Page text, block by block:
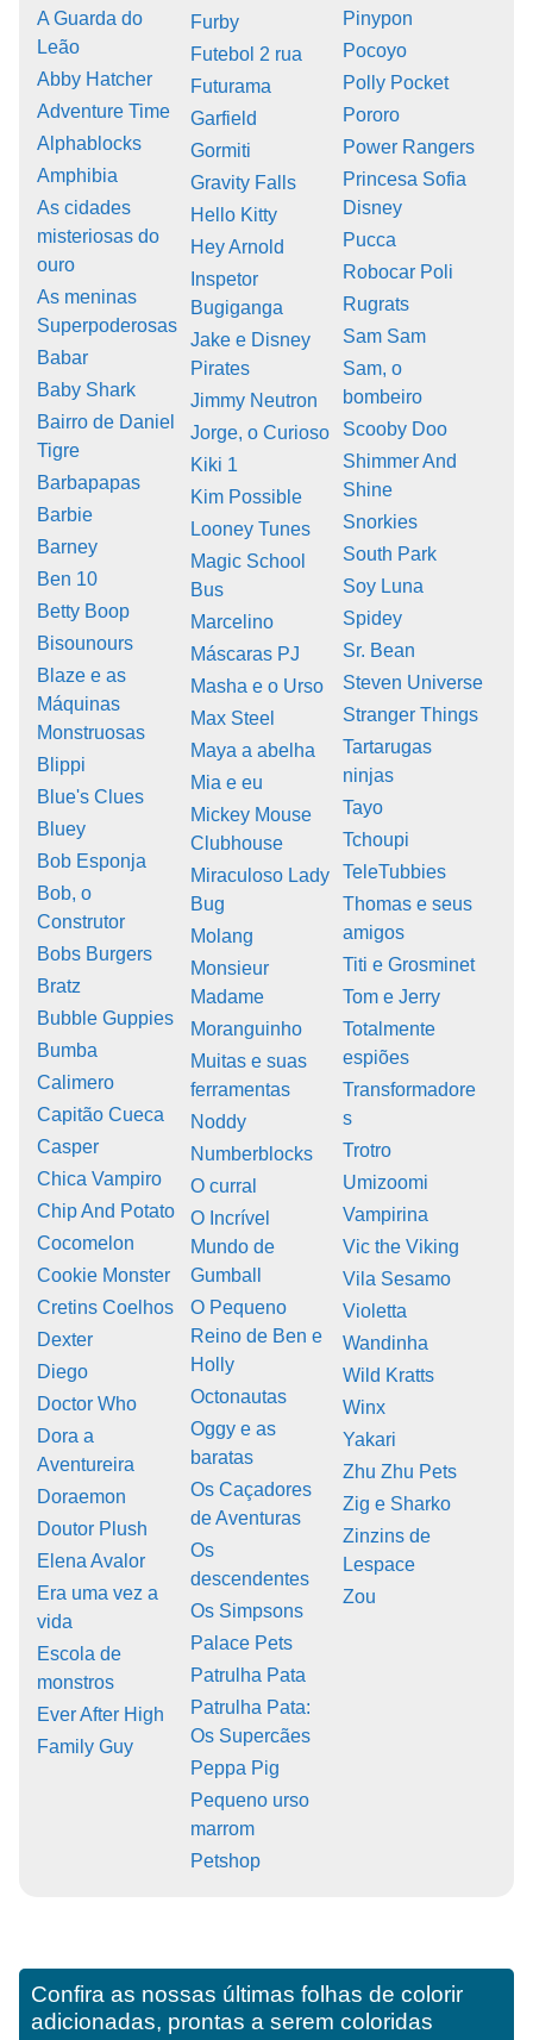
A Guarda do
Leão
Abby Hatcher
Adventure Time
Alphablocks
Amphibia
As cidades
misteriosas do
ouro
As meninas
Superpoderosas
Babar
Baby Shark
Bairro de Daniel
Tigre
Barbapapas
Barbie
Barney
Ben 10
Betty Boop
Bisounours
Blaze e as
Máquinas
Monstruosas
Blippi
Blue's Clues
Bluey
Bob Esponja
Bob, o
Construtor
Bobs Burgers
Bratz
Bubble Guppies
Bumba
Calimero
Capitão Cueca
Casper
Chica Vampiro
Chip And Potato
Cocomelon
Cookie Monster
Cretins Coelhos
Dexter
Diego
Doctor Who
Dora a
Aventureira
Doraemon
Doutor Plush
Elena Avalor
Era uma vez a
vida
Escola de
monstros
Ever After High
Family Guy
Furby
Futebol 2 rua
Futurama
Garfield
Gormiti
Gravity Falls
Hello Kitty
Hey Arnold
Inspetor
Bugiganga
Jake e Disney
Pirates
Jimmy Neutron
Jorge, o Curioso
Kiki 1
Kim Possible
Looney Tunes
Magic School
Bus
Marcelino
Máscaras PJ
Masha e o Urso
Max Steel
Maya a abelha
Mia e eu
Mickey Mouse
Clubhouse
Miraculoso Lady
Bug
Molang
Monsieur
Madame
Moranguinho
Muitas e suas
ferramentas
Noddy
Numberblocks
O curral
O Incrível
Mundo de
Gumball
O Pequeno
Reino de Ben e
Holly
Octonautas
Oggy e as
baratas
Os Caçadores
de Aventuras
Os
descendentes
Os Simpsons
Palace Pets
Patrulha Pata
Patrulha Pata:
Os Supercães
Peppa Pig
Pequeno urso
marrom
Petshop
Pinypon
Pocoyo
Polly Pocket
Pororo
Power Rangers
Princesa Sofia
Disney
Pucca
Robocar Poli
Rugrats
Sam Sam
Sam, o
bombeiro
Scooby Doo
Shimmer And
Shine
Snorkies
South Park
Soy Luna
Spidey
Sr. Bean
Steven Universe
Stranger Things
Tartarugas
ninjas
Tayo
Tchoupi
TeleTubbies
Thomas e seus
amigos
Titi e Grosminet
Tom e Jerry
Totalmente
espiões
Transformadore
s
Trotro
Umizoomi
Vampirina
Vic the Viking
Vila Sesamo
Violetta
Wandinha
Wild Kratts
Winx
Yakari
Zhu Zhu Pets
Zig e Sharko
Zinzins de
Lespace
Zou
Confira as nossas últimas folhas de colorir
adicionadas, prontas a serem coloridas